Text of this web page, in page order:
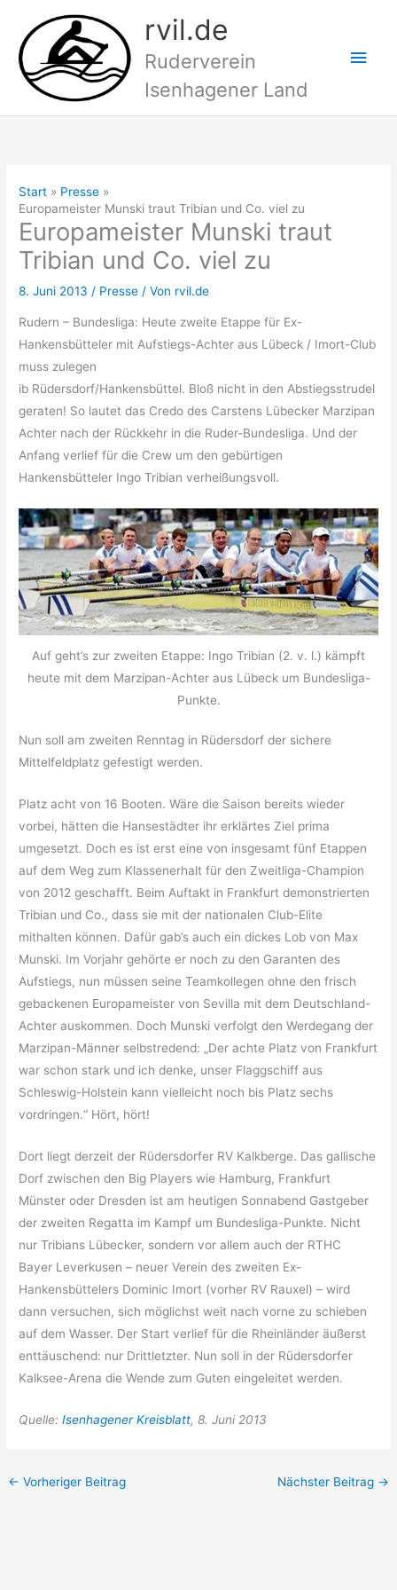
Inhalt
springen
rvil.de
Ruderverein
Isenhagener Land
Start
Presse
Europameister Munski traut Tribian und Co. viel zu
Europameister Munski traut
Tribian und Co. viel zu
8. Juni 2013 / Presse / Von rvil.de
Rudern – Bundesliga: Heute zweite Etappe für Ex-
Hankensbütteler mit Aufstiegs-Achter aus Lübeck / Imort-Club
muss zulegen
ib Rüdersdorf/Hankensbüttel. Bloß nicht in den Abstiegsstrudel
geraten! So lautet das Credo des Carstens Lübecker Marzipan
Achter nach der Rückkehr in die Ruder-Bundesliga. Und der
Anfang verlief für die Crew um den gebürtigen
Hankensbütteler Ingo Tribian verheißungsvoll.
Auf geht’s zur zweiten Etappe: Ingo Tribian (2. v. l.) kämpft
heute mit dem Marzipan-Achter aus Lübeck um Bundesliga-
Punkte.
Nun soll am zweiten Renntag in Rüdersdorf der sichere
Mittelfeldplatz gefestigt werden.
Platz acht von 16 Booten. Wäre die Saison bereits wieder
vorbei, hätten die Hansestädter ihr erklärtes Ziel prima
umgesetzt. Doch es ist erst eine von insgesamt fünf Etappen
auf dem Weg zum Klassenerhalt für den Zweitliga-Champion
von 2012 geschafft. Beim Auftakt in Frankfurt demonstrierten
Tribian und Co., dass sie mit der nationalen Club-Elite
mithalten können. Dafür gab’s auch ein dickes Lob von Max
Munski. Im Vorjahr gehörte er noch zu den Garanten des
Aufstiegs, nun müssen seine Teamkollegen ohne den frisch
gebackenen Europameister von Sevilla mit dem Deutschland-
Achter auskommen. Doch Munski verfolgt den Werdegang der
Marzipan-Männer selbstredend: „Der achte Platz von Frankfurt
war schon stark und ich denke, unser Flaggschiff aus
Schleswig-Holstein kann vielleicht noch bis Platz sechs
vordringen.“ Hört, hört!
Dort liegt derzeit der Rüdersdorfer RV Kalkberge. Das gallische
Dorf zwischen den Big Players wie Hamburg, Frankfurt
Münster oder Dresden ist am heutigen Sonnabend Gastgeber
der zweiten Regatta im Kampf um Bundesliga-Punkte. Nicht
nur Tribians Lübecker, sondern vor allem auch der RTHC
Bayer Leverkusen – neuer Verein des zweiten Ex-
Hankensbüttelers Dominic Imort (vorher RV Rauxel) – wird
dann versuchen, sich möglichst weit nach vorne zu schieben
auf dem Wasser. Der Start verlief für die Rheinländer äußerst
enttäuschend: nur Drittletzter. Nun soll in der Rüdersdorfer
Kalksee-Arena die Wende zum Guten eingeleitet werden.
Quelle:Isenhagener Kreisblatt, 8. Juni 2013
← Vorheriger Beitrag Nächster Beitrag →